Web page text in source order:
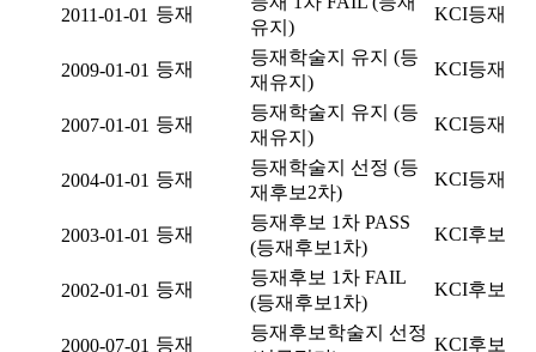
2011-01-01 등재
유지)
KCI등재
2009-01-01 등재
등재학술지 유지 (등
재유지)
KCI등재
2007-01-01 등재
등재학술지 유지 (등
재유지)
KCI등재
2004-01-01 등재
등재학술지 선정 (등
재후보2차)
KCI등재
2003-01-01 등재
등재후보 1차 PASS
(등재후보1차)
KCI후보
2002-01-01 등재
등재후보 1차 FAIL
(등재후보1차)
KCI후보
2000-07-01 등재
등재후보학술지 선정
KCI후보